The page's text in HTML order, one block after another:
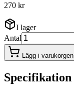
270 kr
I lager
Antal
Lägg i varukorgen
Specifikation